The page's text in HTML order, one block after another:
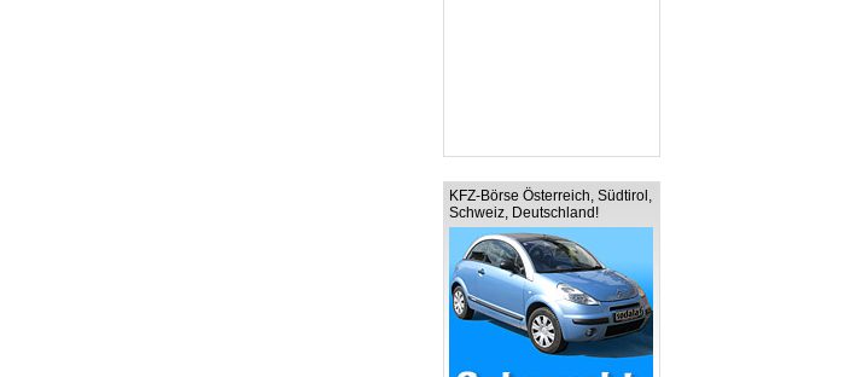
KFZ-Börse Österreich, Südtirol,
Schweiz, Deutschland!